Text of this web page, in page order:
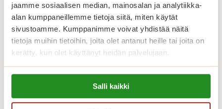
jaamme sosiaalisen median, mainosalan ja analytiikka-
alan kumppaneillemme tietoja siitä, miten käytät
sivustoamme. Kumppanimme voivat yhdistää näitä
tietoja muihin tietoihin, joita olet antanut heille tai joita on
kerätty, kun olet käyttänyt heidän palvelujaan.
Lue lisää evästeistä:
https://sagacare.fi/evasteet/
Salli kaikki
Dosentinlinna
Dosentinlinna on vuonna 2016
valmistunut laajennusosa.